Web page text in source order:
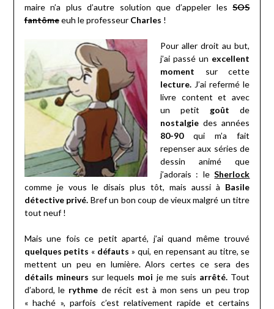
maire n’a plus d’autre solution que d’appeler lesSOS
fantômeeuh le professeur Charles !
Pour aller droit au but,
j’ai passé un excellent
moment sur cette
lecture.J’ai refermé le
livre content et avec
un petit goût de
nostalgiedes années
80-90qui m’a fait
repenser aux séries de
dessin animé que
j’adorais : leSherlock
comme je vous le disais plus tôt, mais aussi à Basile
détective privé. Bref un bon coup de vieux malgré un titre
tout neuf !
Mais une fois ce petit aparté, j’ai quand même trouvé
quelques petits « défauts » qui, en repensant au titre, se
mettent un peu en lumière. Alors certes ce sera des
détails mineurs sur lequels moi je me suis arrêté. Tout
d’abord, le rythmede récit est à mon sens un peu trop
« haché », parfois c’est relativement rapide et certains